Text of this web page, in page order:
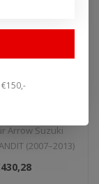
Arrow Suzuki
(2007–2013)
Race-Tech Slip-..